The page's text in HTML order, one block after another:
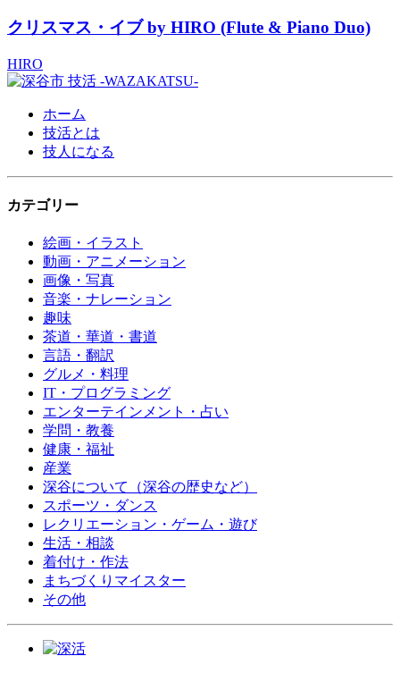
クリスマス・イブ by HIRO (Flute & Piano Duo)
HIRO
ホーム
技活とは
技人になる
カテゴリー
絵画・イラスト
動画・アニメーション
画像・写真
音楽・ナレーション
趣味
茶道・華道・書道
言語・翻訳
グルメ・料理
IT・プログラミング
エンターテインメント・占い
学問・教養
健康・福祉
産業
深谷について（深谷の歴史など）
スポーツ・ダンス
レクリエーション・ゲーム・遊び
生活・相談
着付け・作法
まちづくりマイスター
その他